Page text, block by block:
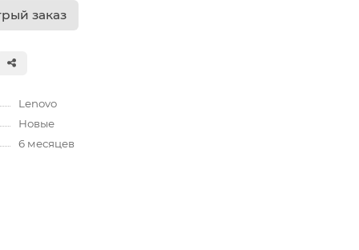
заказ
Lenovo
Новые
6 месяцев